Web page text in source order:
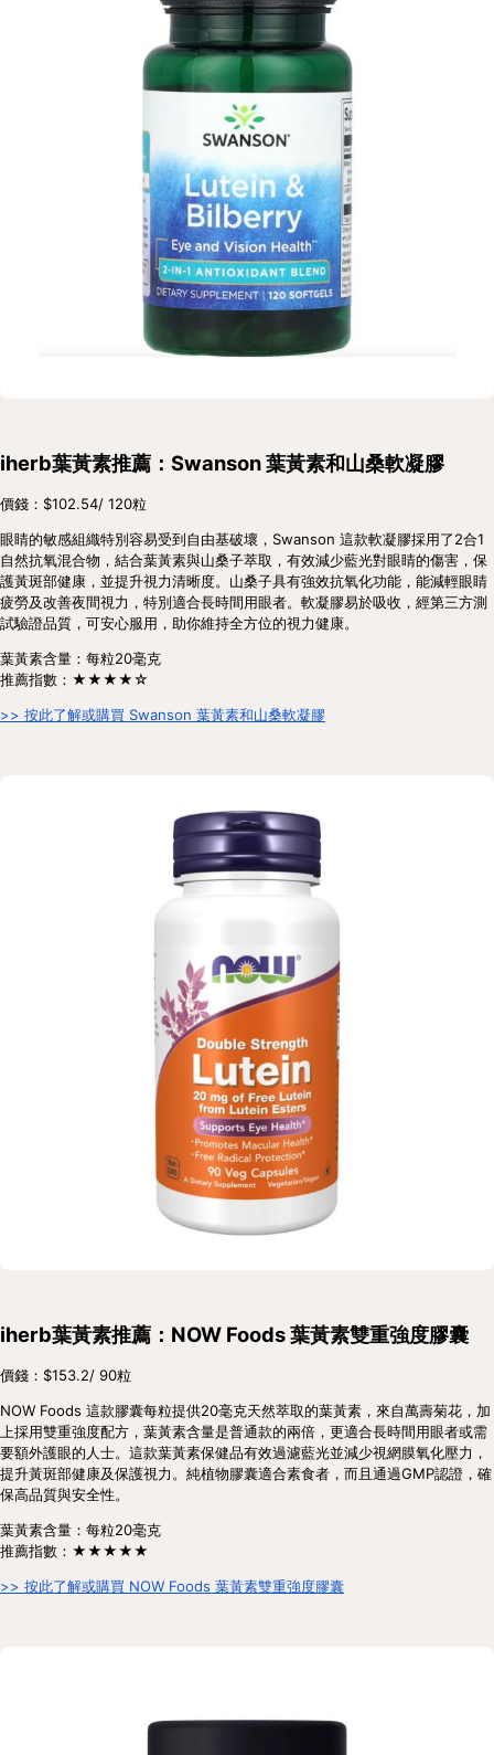
iherb葉黃素推薦：Swanson 葉黃素和山桑軟凝膠
價錢：$102.54/ 120粒
眼睛的敏感組織特別容易受到自由基破壞，Swanson 這款軟凝膠採用了2合1
自然抗氧混合物，結合葉黃素與山桑子萃取，有效減少藍光對眼睛的傷害，保
護黃斑部健康，並提升視力清晰度。山桑子具有強效抗氧化功能，能減輕眼睛
疲勞及改善夜間視力，特別適合長時間用眼者。軟凝膠易於吸收，經第三方測
試驗證品質，可安心服用，助你維持全方位的視力健康。
葉黃素含量：每粒20毫克
推薦指數：★★★★☆
>> 按此了解或購買 Swanson 葉黃素和山桑軟凝膠
iherb葉黃素推薦：NOW Foods 葉黃素雙重強度膠囊
價錢：$153.2/ 90粒
NOW Foods 這款膠囊每粒提供20毫克天然萃取的葉黃素，來自萬壽菊花，加
上採用雙重強度配方，葉黃素含量是普通款的兩倍，更適合長時間用眼者或需
要額外護眼的人士。這款葉黃素保健品有效過濾藍光並減少視網膜氧化壓力，
提升黃斑部健康及保護視力。純植物膠囊適合素食者，而且通過GMP認證，確
保高品質與安全性。
葉黃素含量：每粒20毫克
推薦指數：★★★★★
>> 按此了解或購買 NOW Foods 葉黃素雙重強度膠囊